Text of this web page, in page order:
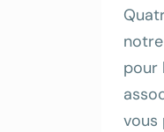
pour
vous